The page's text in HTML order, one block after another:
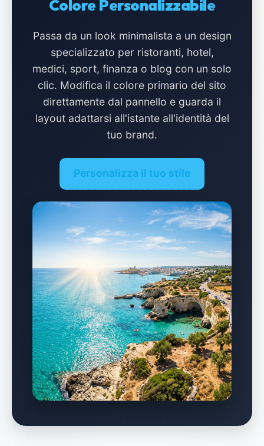
Colore Personalizzabile
Passa da un look minimalista a un design
specializzato per ristoranti, hotel,
medici, sport, finanza o blog con un solo
clic. Modifica il colore primario del sito
direttamente dal pannello e guarda il
layout adattarsi all'istante all'identità del
tuo brand.
Personalizza il tuo stile